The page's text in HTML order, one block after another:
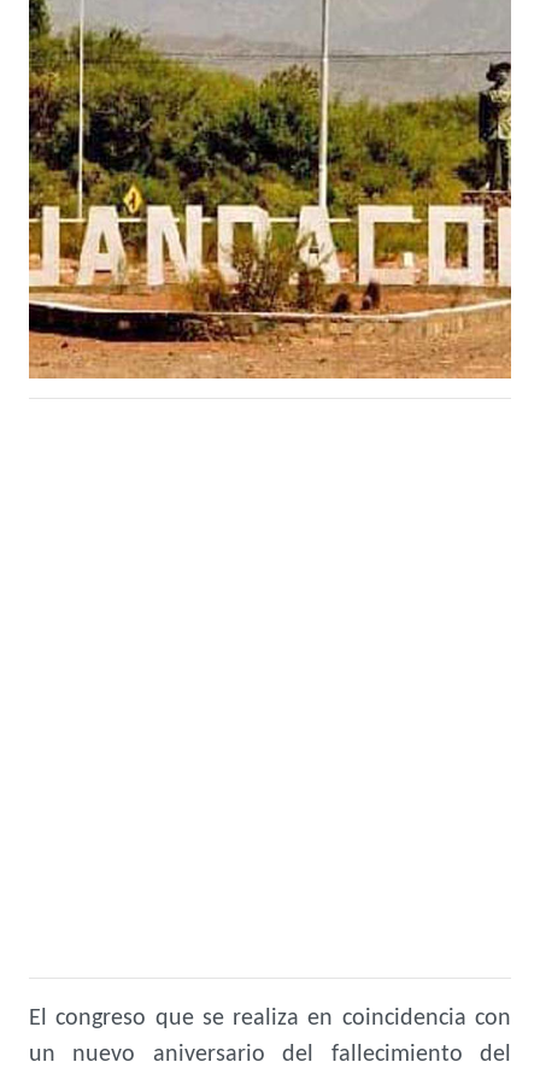
El congreso que se realiza en coincidencia con
un nuevo aniversario del fallecimiento del